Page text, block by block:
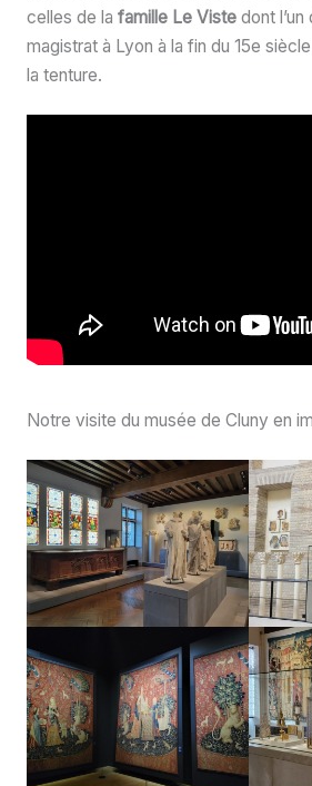
celles de la famille Le Viste dont
magistrat à Lyon à la fin du 15e
la tenture.
Notre visite du musée de Cluny en